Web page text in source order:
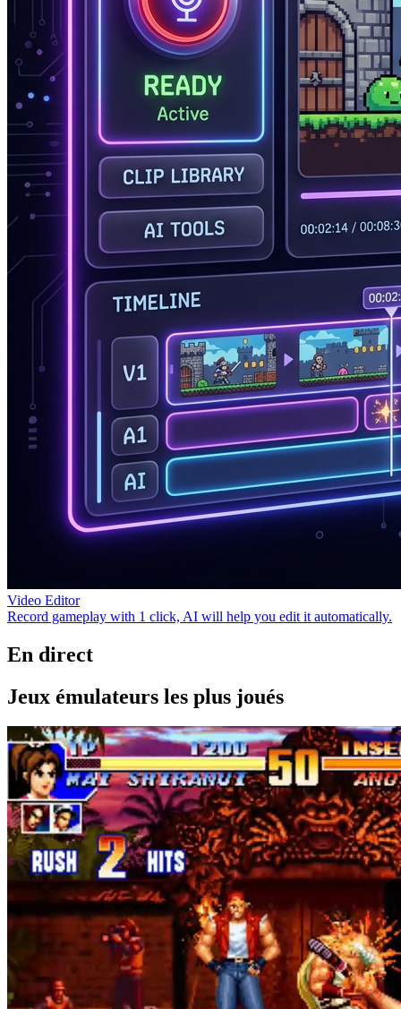
Video Editor
Record gameplay with 1 click, AI will help you edit it automatically.
En direct
Jeux émulateurs les plus joués